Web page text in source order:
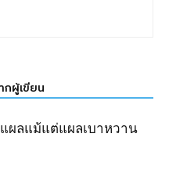
กผู้เขียน
ผลแม้แต่แผลเบาหวาน